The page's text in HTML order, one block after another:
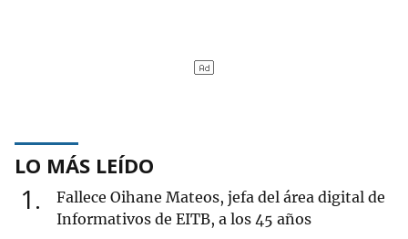
LO MÁS LEÍDO
1
Fallece Oihane Mateos, jefa del área digital de
Informativos de EITB, a los 45 años